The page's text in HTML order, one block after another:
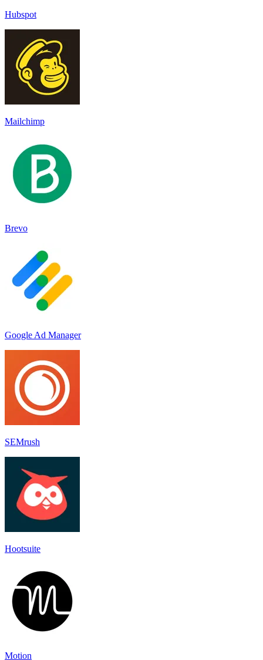
Hubspot
Mailchimp
Brevo
Google Ad Manager
SEMrush
Hootsuite
Motion